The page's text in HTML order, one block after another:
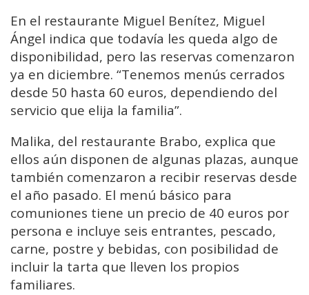
En el restaurante Miguel Benítez, Miguel
Ángel indica que todavía les queda algo de
disponibilidad, pero las reservas comenzaron
ya en diciembre. “Tenemos menús cerrados
desde 50 hasta 60 euros, dependiendo del
servicio que elija la familia”.
Malika, del restaurante Brabo, explica que
ellos aún disponen de algunas plazas, aunque
también comenzaron a recibir reservas desde
el año pasado. El menú básico para
comuniones tiene un precio de 40 euros por
persona e incluye seis entrantes, pescado,
carne, postre y bebidas, con posibilidad de
incluir la tarta que lleven los propios
familiares.